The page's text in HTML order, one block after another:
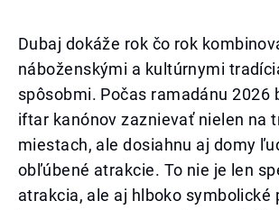
Dubaj dokáže rok čo rok
náboženskými a kultúrnymi
spôsobmi. Počas ramadánu 2026
iftar kanónov zaznievať nielen na
miestach, ale dosiahnu aj domy
obľúbené atrakcie. To nie je len
atrakcia, ale aj hlboko symbolické